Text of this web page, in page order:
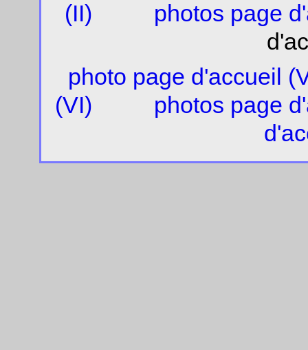
(II)
photos page
photo page d'accueil
(VI)
photos page